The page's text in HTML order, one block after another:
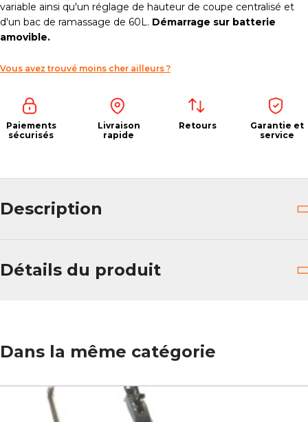
variable ainsi qu'un réglage de hauteur de coupe centralisé et
d'un bac de ramassage de 60L. Démarrage sur batterie
amovible.
Vous avez trouvé moins cher ailleurs ?
Paiements
sécurisés
Livraison
rapide
Retours
Garantie et
service
Description
Détails du produit
Dans la même catégorie